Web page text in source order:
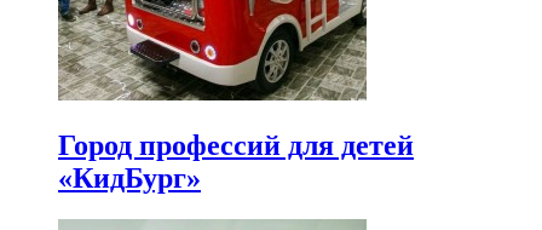
Город профессий для детей
«КидБург»